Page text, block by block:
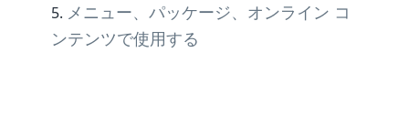
メニュー、パッケージ、オンライン コ
ンテンツで使用する